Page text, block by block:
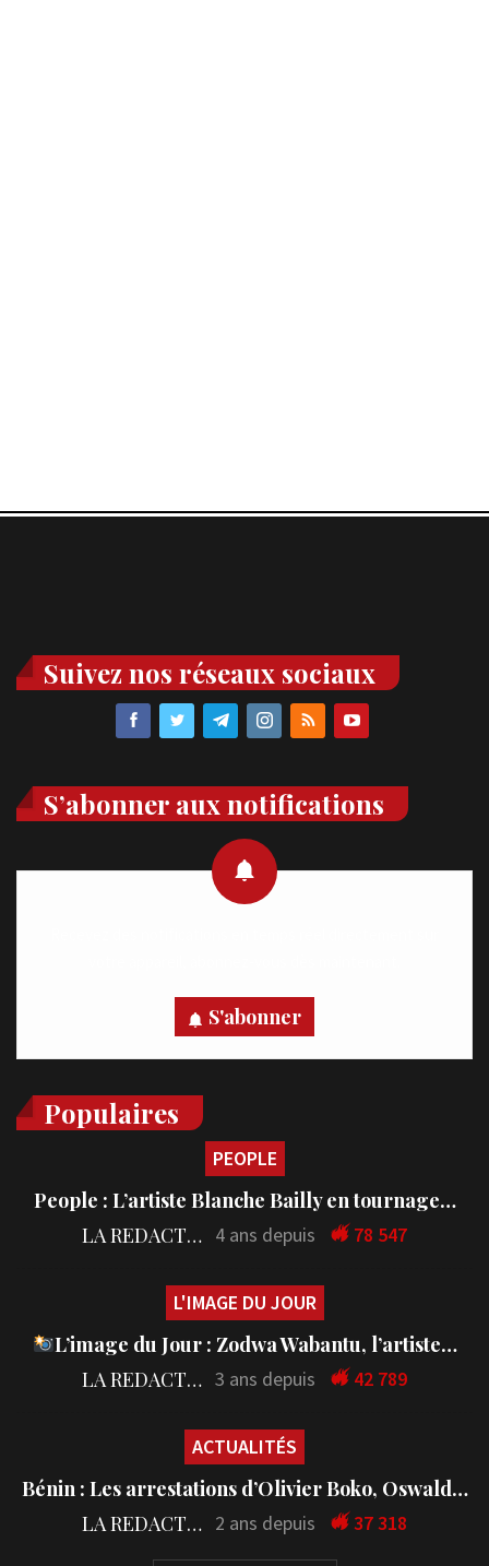
Suivez nos réseaux sociaux
S’abonner aux notifications
S'abonner
Populaires
PEOPLE
People : L’artiste Blanche Bailly en tournage…
LA REDACTION 4 ans depuis 78 547
L'IMAGE DU JOUR
L’image du Jour : Zodwa Wabantu, l’artiste…
LA REDACTION 3 ans depuis 42 789
ACTUALITÉS
Bénin : Les arrestations d’Olivier Boko, Oswald…
LA REDACTION 2 ans depuis 37 318